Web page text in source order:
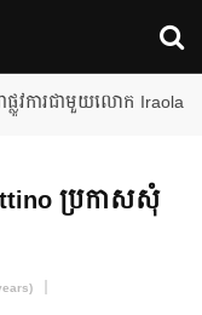
ផ្លូវការជាមួយលោក Iraola
ប្រកាសសុំ